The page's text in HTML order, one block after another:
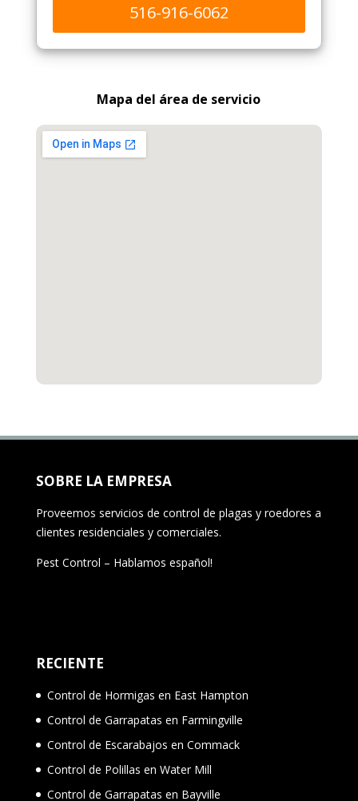
516-916-6062
Mapa del área de servicio
SOBRE LA EMPRESA
Proveemos servicios de control de plagas y roedores a
clientes residenciales y comerciales.
Pest Control – Hablamos español!
RECIENTE
Control de Hormigas en East Hampton
Control de Garrapatas en Farmingville
Control de Escarabajos en Commack
Control de Polillas en Water Mill
Control de Garrapatas en Bayville